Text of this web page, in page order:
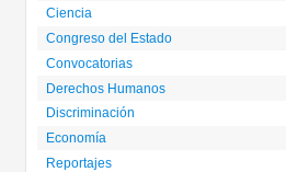
Ciencia
Congreso del Estado
Convocatorias
Derechos Humanos
Discriminación
Economía
Reportajes